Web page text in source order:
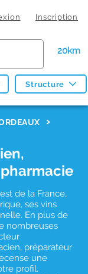
Inscription
20km
Structure
de la France,
ses vins
En plus de
nombreuses
préparateur
une
profil.